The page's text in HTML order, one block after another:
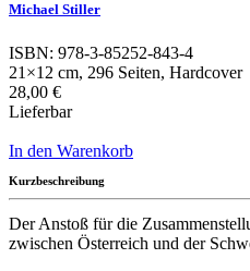
Michael Stiller
ISBN: 978-3-85252-843-4
21×12 cm, 296 Seiten, Hardcover
28,00 €
Lieferbar
In den Warenkorb
Kurzbeschreibung
Der Anstoß für die
zwischen Österreich und der